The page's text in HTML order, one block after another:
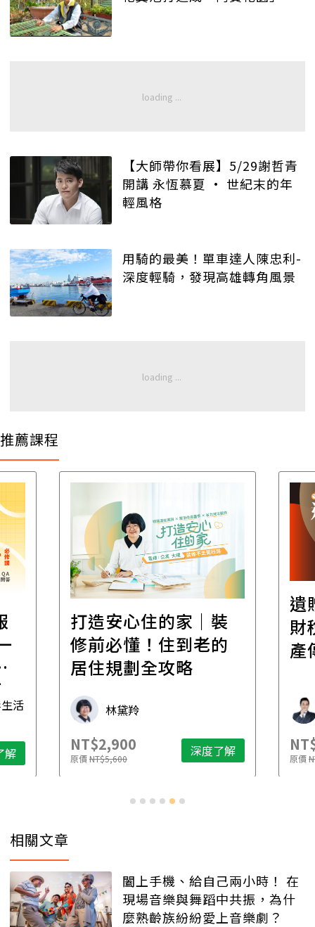
【大師帶你看展】5/29謝哲青
開講 永恆慕夏 · 世紀末的年
輕風格
用騎的最美！單車達人陳忠利-
深度輕騎，發現高雄轉角風景
推薦課程
活
解
打造安心住的家｜裝
修前必懂！住到老的
居住規劃全攻略
林黛羚
NT$2,900
原價NT$5,600 深度了解
遺
財
產
原價
相關文章
闔上手機、給自己兩小時！ 在
現場音樂與舞蹈中共振，為什
麼熟齡族紛紛愛上音樂劇？